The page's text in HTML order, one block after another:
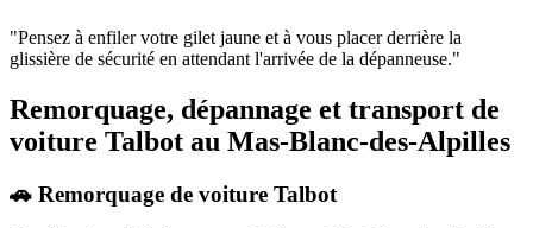
"Pensez à enfiler votre gilet jaune et à vous placer derrière la
glissière de sécurité en attendant l'arrivée de la dépanneuse."
Remorquage, dépannage et transport de
voiture Talbot au Mas-Blanc-des-Alpilles
🚗 Remorquage de voiture Talbot